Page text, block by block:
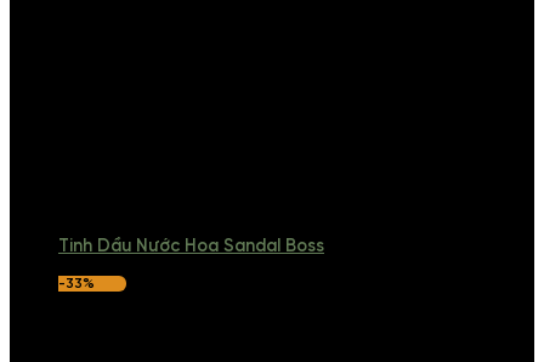
Tinh Dầu Nước Hoa Sandal Boss
-33%